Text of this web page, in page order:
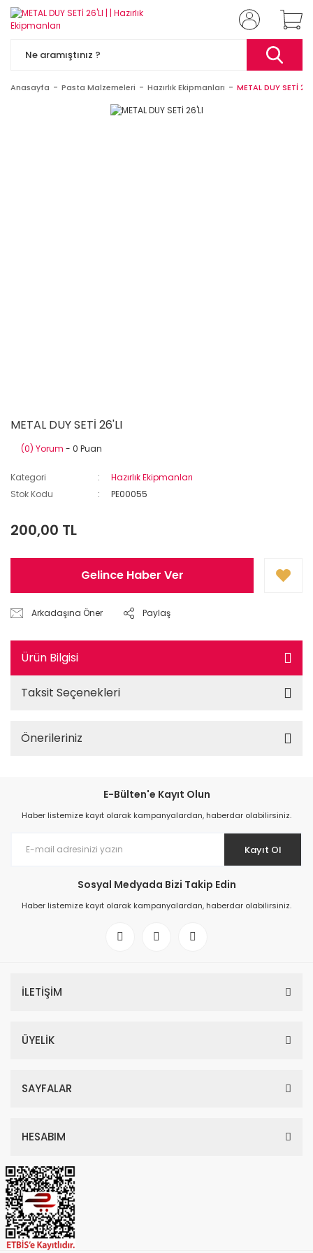
Anasayfa Pasta Malzemeleri Hazırlık Ekipmanları METAL DUY SETİ
METAL DUY SETİ 26'LI
(0) Yorum - 0 Puan
Kategori
Hazırlık Ekipmanları
Stok Kodu
PE00055
200,00 TL
Gelince Haber Ver
Arkadaşına Öner Paylaş
Ürün Bilgisi
Taksit Seçenekleri
Önerileriniz
E-Bülten'e Kayıt Olun
Haber listemize kayıt olarak kampanyalardan, haberdar olabilirsiniz.
Kayıt Ol
Sosyal Medyada Bizi Takip Edin
Haber listemize kayıt olarak kampanyalardan, haberdar olabilirsiniz.
İLETİŞİM
ÜYELİK
SAYFALAR
HESABIM